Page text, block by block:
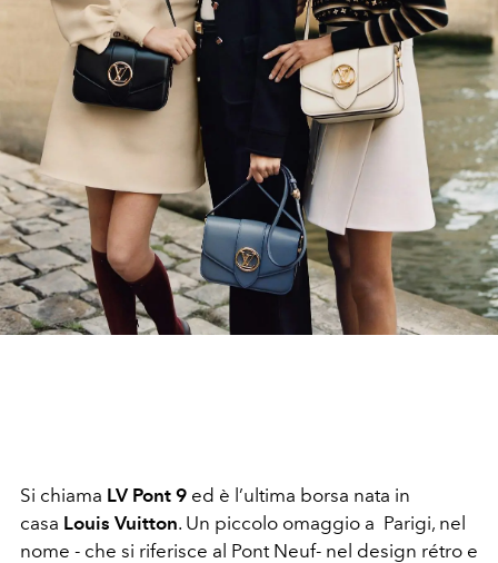
Si chiama LV Pont 9 ed è l’ultima borsa nata in
casa Louis Vuitton. Un piccolo omaggio a Parigi, nel
nome - che si riferisce al Pont Neuf- nel design rétro e